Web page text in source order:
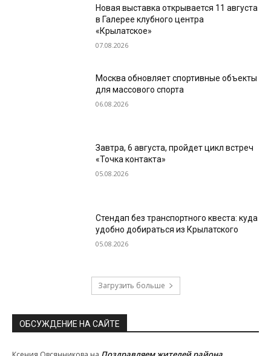
Новая выставка открывается 11 августа
в Галерее клубного центра
«Крылатское»
07.08.2026
Москва обновляет спортивные объекты
для массового спорта
06.08.2026
Завтра, 6 августа, пройдет цикл встреч
«Точка контакта»
05.08.2026
Стендап без транспортного квеста: куда
удобно добираться из Крылатского
05.08.2026
Загрузить больше
ОБСУЖДЕНИЕ НА САЙТЕ